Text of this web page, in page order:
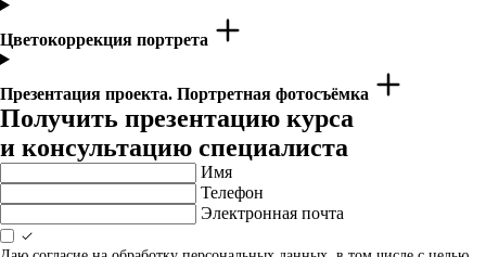
Цветокоррекция портрета
Презентация проекта. Портретная фотосъёмка
Получить презентацию курса
и консультацию специалиста
Имя
Телефон
Электронная почта